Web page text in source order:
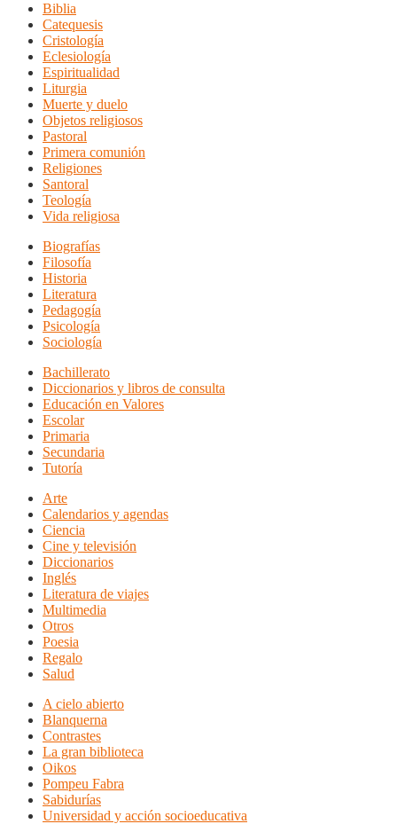
Biblia
Catequesis
Cristología
Eclesiología
Espiritualidad
Liturgia
Muerte y duelo
Objetos religiosos
Pastoral
Primera comunión
Religiones
Santoral
Teología
Vida religiosa
Biografías
Filosofía
Historia
Literatura
Pedagogía
Psicología
Sociología
Bachillerato
Diccionarios y libros de consulta
Educación en Valores
Escolar
Primaria
Secundaria
Tutoría
Arte
Calendarios y agendas
Ciencia
Cine y televisión
Diccionarios
Inglés
Literatura de viajes
Multimedia
Otros
Poesia
Regalo
Salud
A cielo abierto
Blanquerna
Contrastes
La gran biblioteca
Oikos
Pompeu Fabra
Sabidurías
Universidad y acción socioeducativa